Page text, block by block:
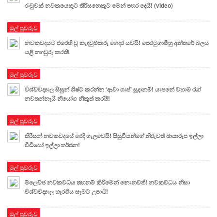
රංචුවක් නවකයෙකුට තිරිසනෙකුට මෙන් පහර දෙයි! (video)
මුල් පුවරුව
නවකවදයට එරෙහි වූ කැඳවුම්කරු ගෙදර යවයි! පෙරටුගාමීහු අන්තරේ බලය
යළි තහවුරු කරති!
මුල් පුවරුව
විශ්වවිද්‍යාල සිසුන් ශිෂ්ට කරන්න ‘ආවා ගෘප්’ සූදානම්! යාපනේ වහාම රැග්
නවතන්නැයි නියෝග නිකුත් කරයි!
මුල් පුවරුව
තිරිසන් නවකවදයේ රෙදි ගැලවෙයි! සිසුවියන්ගේ නිරුවත් ඡායාරූප ඉල්ලා
වීඩියෝ ඉල්ලා තර්ජන!
මුල් පුවරුව
ම්ලෙච්ඡ නවකවධය තහනම් කිරීමෙන් නොනවතී! නවකවධය නිසා
විශ්වවිද්‍යාල හැරගිය සැමට උපාධි!
මුල් පුවරුව